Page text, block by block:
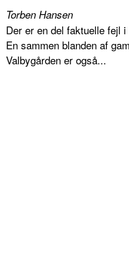
Torben Hansen
Der er en del faktuelle fejl
En sammen blanden af
Valbygården er også...